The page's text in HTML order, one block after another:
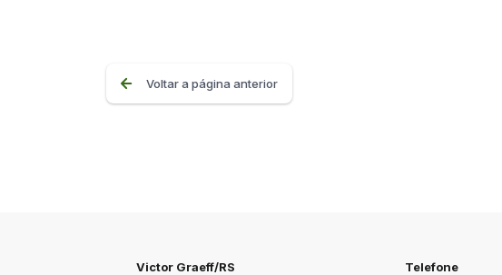
Voltar a página anterior
Victor Graeff/RS Telefone